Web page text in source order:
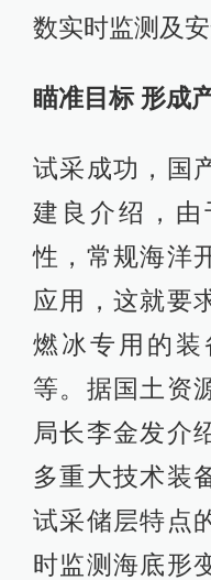
数实时监测及安
瞄准目标 形成
试采成功，国
建良介绍，
性，常规海洋
应用，这就要
燃冰专用的
等。据国土资
局长李金发介
多重大技术装
试采储层特点
时监测海底形